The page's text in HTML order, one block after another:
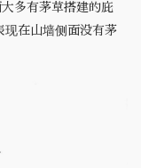
多有茅草搭建的庇
现在山墙侧面没有茅